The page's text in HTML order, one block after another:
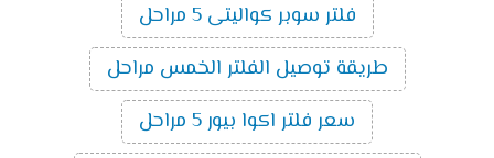
فلتر سوبر كواليتى 5 مراحل
طريقة توصيل الفلتر الخمس مراحل
سعر فلتر اكوا بيور 5 مراحل